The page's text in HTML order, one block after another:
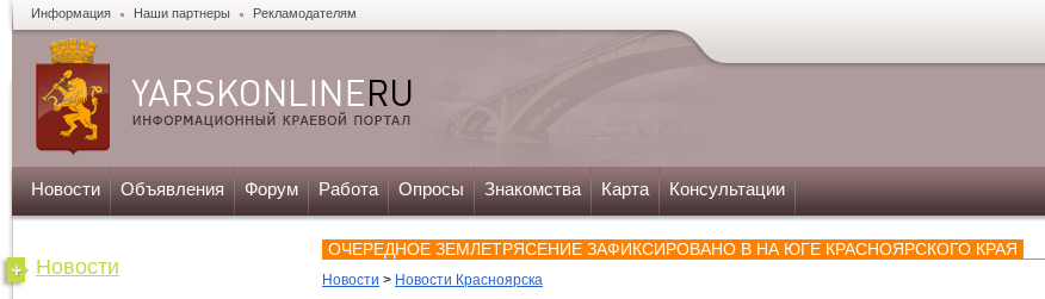
Информация Наши партнеры Рекламодателям
Новости Объявления Форум Работа Опросы Знакомства Карта Консультации
Новости
ОЧЕРЕДНОЕ ЗЕМЛЕТРЯСЕНИЕ ЗАФИКСИРОВАНО В НА ЮГЕ КРАСНОЯРСКОГО КРАЯ
Новости > Новости Красноярска